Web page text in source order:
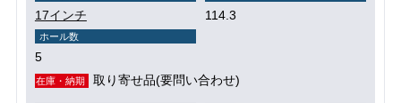
17インチ 114.3
ホール数
5
在庫・納期 取り寄せ品(要問い合わせ)